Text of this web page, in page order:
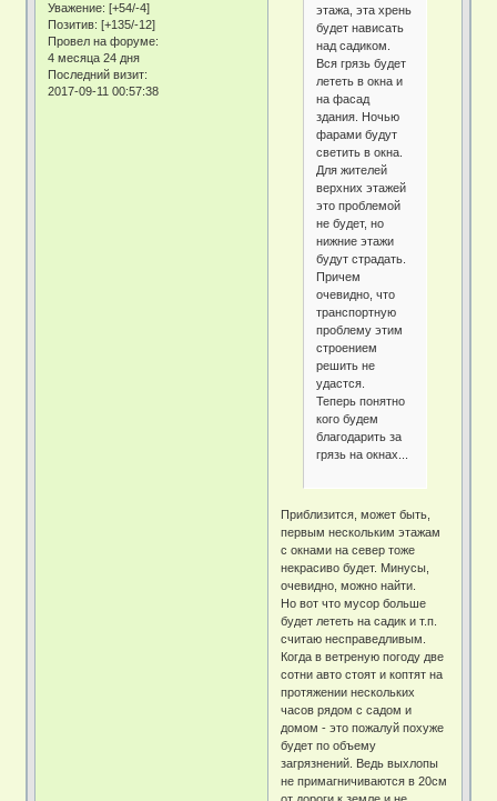
Уважение: [+54/-4]
Позитив: [+135/-12]
Провел на форуме:
4 месяца 24 дня
Последний визит:
2017-09-11 00:57:38
этажа, эта хрень
будет нависать
над садиком.
Вся грязь будет
лететь в окна и
на фасад
здания. Ночью
фарами будут
светить в окна.
Для жителей
верхних этажей
это проблемой
не будет, но
нижние этажи
будут страдать.
Причем
очевидно, что
транспортную
проблему этим
строением
решить не
удастся.
Теперь понятно
кого будем
благодарить за
грязь на окнах...
Приблизится, может быть,
первым нескольким этажам
с окнами на север тоже
некрасиво будет. Минусы,
очевидно, можно найти.
Но вот что мусор больше
будет лететь на садик и т.п.
считаю несправедливым.
Когда в ветреную погоду две
сотни авто стоят и коптят на
протяжении нескольких
часов рядом с садом и
домом - это пожалуй похуже
будет по объему
загрязнений. Ведь выхлопы
не примагничиваются в 20см